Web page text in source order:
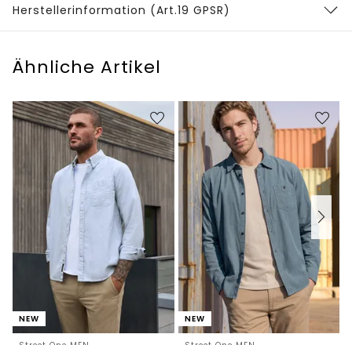
Herstellerinformation (Art.19 GPSR)
Ähnliche Artikel
NEW NEW